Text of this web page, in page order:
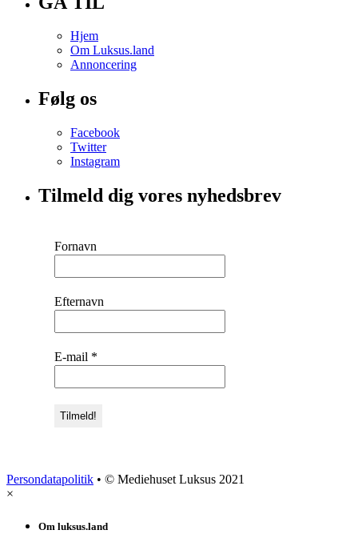
Hjem
Om Luksus.land
Annoncering
Følg os
Facebook
Twitter
Instagram
Tilmeld dig vores nyhedsbrev
Fornavn
Efternavn
E-mail *
Persondatapolitik • © Mediehuset Luksus 2021
×
Om luksus.land